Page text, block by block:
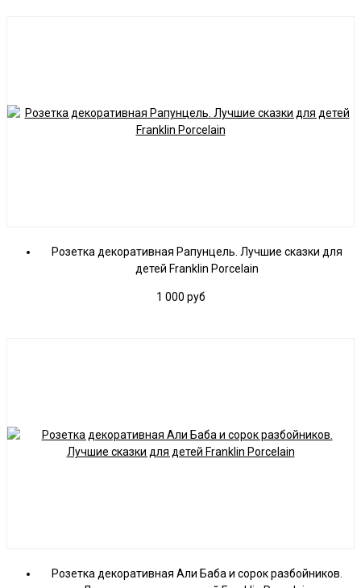
Розетка декоративная Рапунцель. Лучшие сказки для
детей Franklin Porcelain
1 000 руб
Розетка декоративная Али Баба и сорок разбойников.